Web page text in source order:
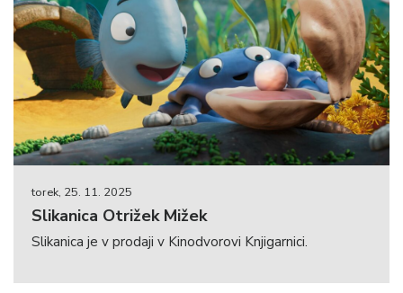
torek, 25. 11. 2025
Slikanica Otrižek Mižek
Slikanica je v prodaji v Kinodvorovi Knjigarnici.